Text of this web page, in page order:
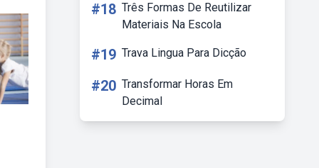
#18 Três Formas De Reutilizar
Materiais Na Escola
#19 Trava Lingua Para Dicção
#20 Transformar Horas Em
Decimal